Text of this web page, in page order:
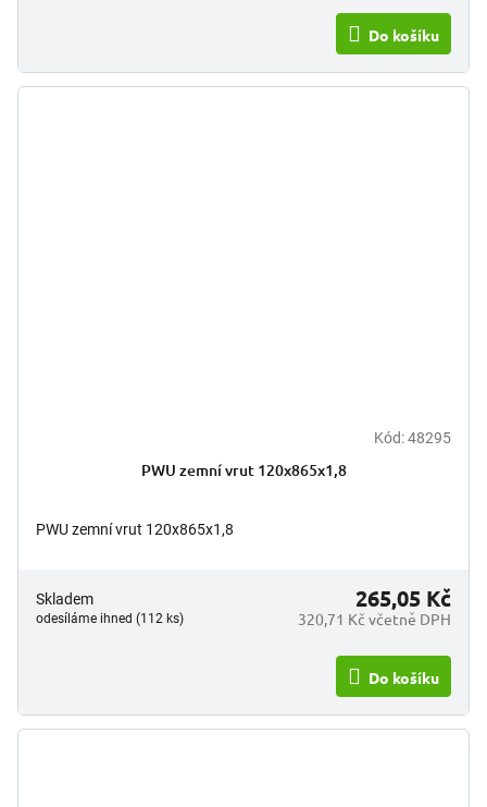
Do košíku
Kód:48295
PWU zemní vrut 120x865x1,8
PWU zemní vrut 120x865x1,8
Skladem
odesíláme ihned (112 ks) 320,71 Kč včetně DPH
265,05 Kč
Do košíku